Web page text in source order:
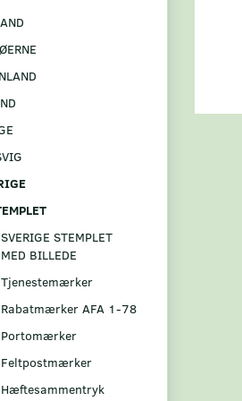
SVERIGE STEMPLET
MED BILLEDE
Tjenestemærker
Rabatmærker AFA 1-78
Portomærker
Feltpostmærker
Hæftesammentryk